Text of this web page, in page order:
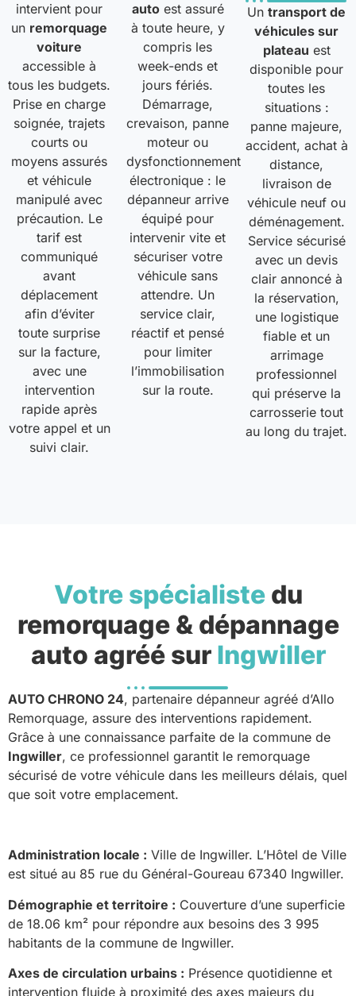
intervient pour
un remorquage
voiture
accessible à
tous les budgets.
Prise en charge
soignée, trajets
courts ou
moyens assurés
et véhicule
manipulé avec
précaution. Le
tarif est
communiqué
avant
déplacement
afin d’éviter
toute surprise
sur la facture,
avec une
intervention
rapide après
votre appel et un
suivi clair.
autoest assuré
à toute heure, y
compris les
week-ends et
jours fériés.
Démarrage,
crevaison, panne
moteur ou
dysfonctionnement
électronique : le
dépanneur arrive
équipé pour
intervenir vite et
sécuriser votre
véhicule sans
attendre. Un
service clair,
réactif et pensé
pour limiter
l’immobilisation
sur la route.
Untransport de
véhicules sur
plateau est
disponible pour
toutes les
situations :
panne majeure,
accident, achat à
distance,
livraison de
véhicule neuf ou
déménagement.
Service sécurisé
avec un devis
clair annoncé à
la réservation,
une logistique
fiable et un
arrimage
professionnel
qui préserve la
carrosserie tout
au long du trajet.
Votre spécialistedu
remorquage & dépannage
auto agréé sur Ingwiller
AUTO CHRONO 24, partenaire dépanneur agréé d’Allo
Remorquage, assure des interventions rapidement.
Grâce à une connaissance parfaite de la commune de
Ingwiller, ce professionnel garantit le remorquage
sécurisé de votre véhicule dans les meilleurs délais, quel
que soit votre emplacement.
Administration locale : Ville de Ingwiller. L’Hôtel de Ville
est situé au 85 rue du Général-Goureau 67340 Ingwiller.
Démographie et territoire : Couverture d’une superficie
de 18.06 km² pour répondre aux besoins des 3 995
habitants de la commune de Ingwiller.
Axes de circulation urbains : Présence quotidienne et
intervention fluide à proximité des axes majeurs du